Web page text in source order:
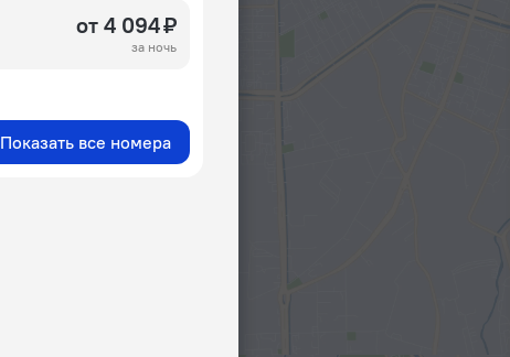
от 4 094 ₽
за ночь
Показать все номера